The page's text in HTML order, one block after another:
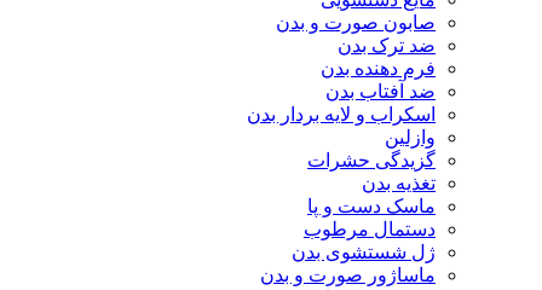
صابون صورت و بدن
ضد ترک بدن
فرم دهنده بدن
ضد آفتاب بدن
اسکراب و لایه بردار بدن
وازلین
گزیدگی حشرات
تغذیه بدن
ماسک دست و پا
دستمال مرطوب
ژل شستشوی بدن
ماساژور صورت و بدن